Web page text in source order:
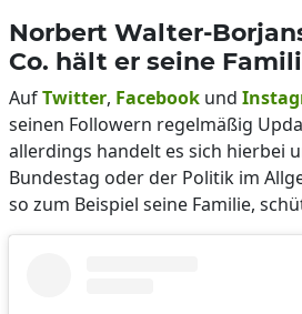
Norbert Walter-
Co. hält er seine
AufTwitter, Facebook und
seinen Followern regelmäßig
allerdings handelt es sich hierbei
Bundestag oder der Politik im
so zum Beispiel seine Familie,